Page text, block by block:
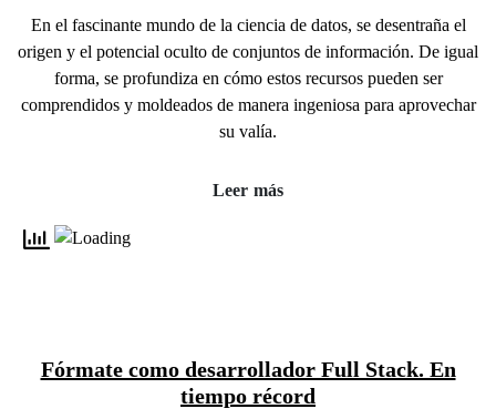
En el fascinante mundo de la ciencia de datos, se desentraña el
origen y el potencial oculto de conjuntos de información. De igual
forma, se profundiza en cómo estos recursos pueden ser
comprendidos y moldeados de manera ingeniosa para aprovechar
su valía.
Leer más
Fórmate como desarrollador Full Stack. En
tiempo récord